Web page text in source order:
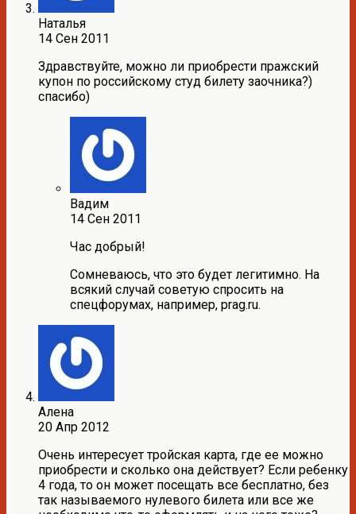
Наталья
14 Сен 2011
Здравствуйте, можно ли приобрести пражский
купон по российскому студ билету заочника?)
спасибо)
Вадим
14 Сен 2011
Час добрый!
Сомневаюсь, что это будет легитимно. На
всякий случай советую спросить на
спецфорумах, например, prag.ru.
Алена
20 Апр 2012
Очень интересует тройская карта, где ее можно
приобрести и сколько она действует? Если ребенку
4 года, то он может посещать все бесплатно, без
так называемого нулевого билета или все же